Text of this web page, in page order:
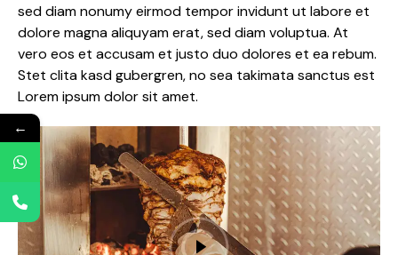
sed diam nonumy eirmod tempor invidunt ut labore et
dolore magna aliquyam erat, sed diam voluptua. At
vero eos et accusam et justo duo dolores et ea rebum.
Stet clita kasd gubergren, no sea takimata sanctus est
Lorem ipsum dolor sit amet.
←